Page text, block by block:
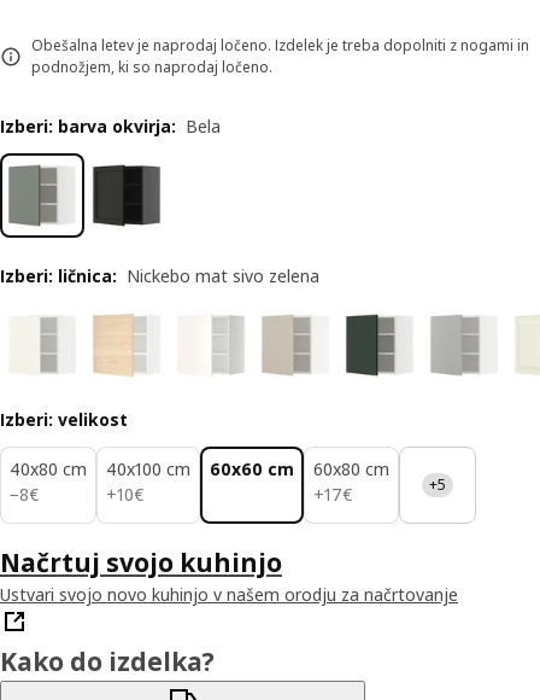
Obešalna letev je naprodaj ločeno. Izdelek je treba dopolniti z nogami in
podnožjem, ki so naprodaj ločeno.
Izberi: barva okvirja: Bela
Izberi: ličnica: Nickebo mat sivo zelena
Izberi: velikost
40x80 cm
−8€
8€
40x100 cm
+10€
10€
60x60 cm
60x80 cm
+17€
17€ +5
Načrtuj svojo kuhinjo
Ustvari svojo novo kuhinjo v našem orodju za načrtovanje
Kako do izdelka?